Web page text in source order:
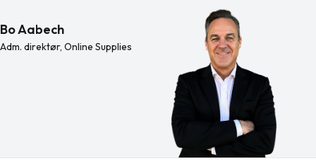
Bo Aabech
Adm. direktør, Online Supplies